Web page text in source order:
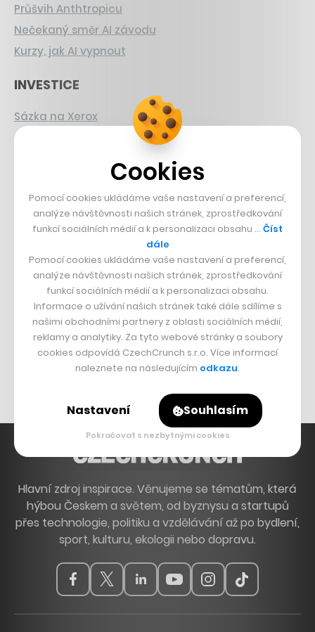
Průšvih Anthtropicu
Nečekaný směr AI závodu
Kurzy, jak AI vypnout
INVESTICE
Sázka na Xerox
Strnad v Pirelli
PŘÍBĚHY Z GASTRA
Boční projekt, co se zvrtnul
Francouzský šéfkuchař na Šumavě
Dva golfisti, co pečou
DESIGN
Bomma není tichá
Originální hodinky
Nábytek z betonu
Hlavní zdroj inspirace. Věnujeme se tématům, která
hýbou Českem a světem, od byznysu a startupů
přes technologie, politiku a vzdělávání až po bydlení,
sport, kulturu, ekologii nebo dopravu.
Cookies
Pomocí cookies ukládáme vaše nastavení a preferencí,
analýze návštěvnosti našich stránek, zprostředkování
funkcí sociálních médií a k personalizaci obsahu … Číst
dále
Pomocí cookies ukládáme vaše nastavení a preferencí,
analýze návštěvnosti našich stránek, zprostředkování
funkcí sociálních médií a k personalizaci obsahu.
Informace o užívání našich stránek také dále sdílíme s
našimi obchodními partnery z oblasti sociálních médií,
reklamy a analytiky. Za tyto webové stránky a soubory
cookies odpovídá CzechCrunch s.r.o. Více informací
naleznete na následujícím odkazu.
Nastavení Souhlasím
Pokračovat s nezbytnými cookies